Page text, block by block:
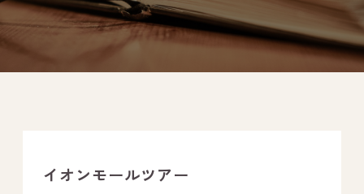
採用情報
自己評価表
社内行事
イオンモールツアー